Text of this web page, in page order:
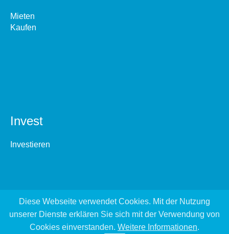
Mieten
Kaufen
Invest
Investieren
Diese Webseite verwendet Cookies. Mit der Nutzung
unserer Dienste erklären Sie sich mit der Verwendung von
Cookies einverstanden. Weitere Informationen.